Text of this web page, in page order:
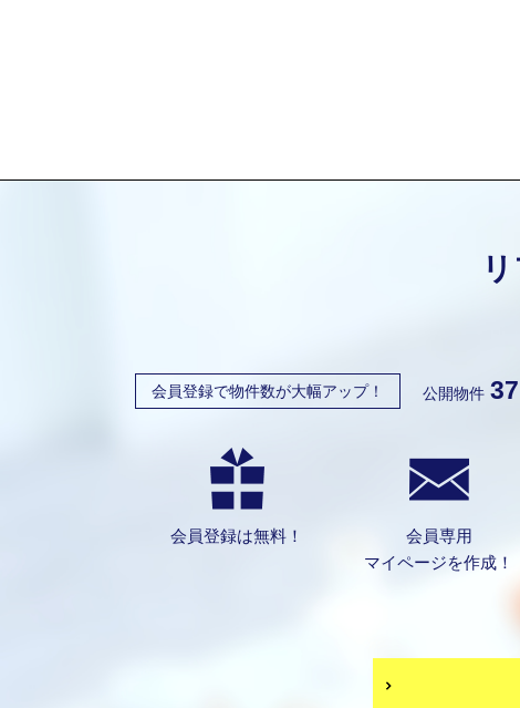
会員登録で物件数が大幅アップ！ 公開物件 37
会員登録は無料！
会員専用
マイページを作成！